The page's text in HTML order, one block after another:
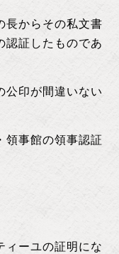
からその私文書
認証したものであ
印が間違いない
事館の領事認証
ーユの証明にな